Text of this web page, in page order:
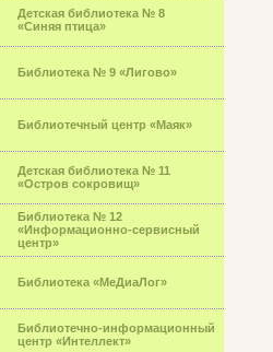
Детская библиотека № 8
«Синяя птица»
Библиотека № 9 «Лигово»
Библиотечный центр «Маяк»
Детская библиотека № 11
«Остров сокровищ»
Библиотека № 12
«Информационно-сервисный
центр»
Библиотека «МеДиаЛог»
Библиотечно-информационный
центр «Интеллект»